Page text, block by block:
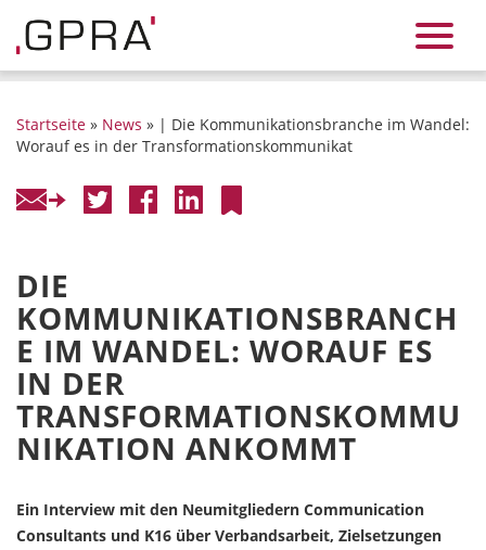
Startseite » News » | Die Kommunikationsbranche im Wandel:
Worauf es in der Transformationskommunikat
DIE
KOMMUNIKATIONSBRANCH
E IM WANDEL: WORAUF ES
IN DER
TRANSFORMATIONSKOMMU
NIKATION ANKOMMT
Ein Interview mit den Neumitgliedern Communication
Consultants und K16 über Verbandsarbeit, Zielsetzungen